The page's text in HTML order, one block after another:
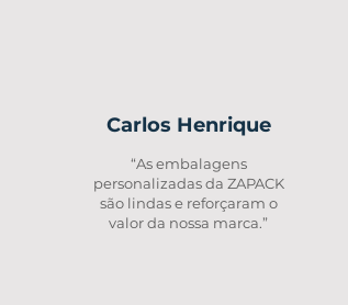
Carlos Henrique
“As embalagens
personalizadas da ZAPACK
são lindas e reforçaram o
valor da nossa marca.”